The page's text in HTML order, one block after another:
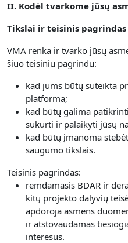
II. Kodėl tvarkome jūsų
Tikslai ir teisinis pagrindas
VMA renka ir tvarko jūsų
šiuo teisiniu pagrindu:
kad jums būtų suteikta
platforma;
kad būtų galima
sukurti ir palaikyti jūsų
kad būtų įmanoma
saugumo tikslais.
Teisinis pagrindas:
remdamasis BDAR ir
kitų projekto dalyvių
apdoroja asmens
ir atstovaudamas
interesus.